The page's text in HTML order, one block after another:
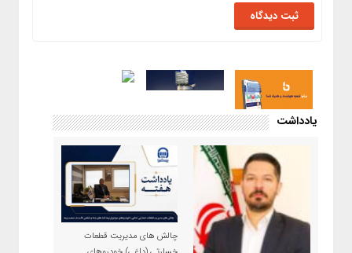
یادداشت
چالش های مدیریت قطعات